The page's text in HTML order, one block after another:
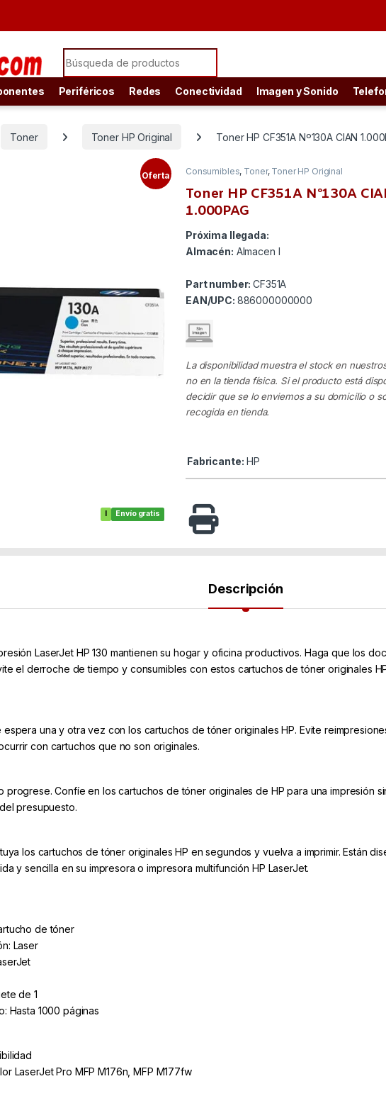
Search for:
Periféricos Redes Conectividad Imagen y Sonido
Toner Toner HP Original Toner HP CF351A Nº130A CIAN
Envío gratis
Oferta Consumibles, Toner, Toner HP Original
Toner HP CF351A Nº130A
1.000PAG
Próxima llegada:
Almacén: Almacen I
Part number:CF351A
EAN/UPC: 886000000000
La disponibilidad muestra el stock en
no en la tienda física. Si el producto está
decidir que se lo enviemos a su domicilio o
recogida en tienda.
Fabricante: HP
Descripción
LaserJet HP 130 mantienen su hogar y oficina productivos. Haga que los
el derroche de tiempo y consumibles con estos cartuchos de tóner originales
una y otra vez con los cartuchos de tóner originales HP. Evite
con cartuchos que no son originales.
progrese. Confíe en los cartuchos de tóner originales de HP para una impresión
presupuesto.
los cartuchos de tóner originales HP en segundos y vuelva a imprimir. Están
y sencilla en su impresora o impresora multifunción HP LaserJet.
de tóner
Laser
de 1
Hasta 1000 páginas
LaserJet Pro MFP M176n, MFP M177fw